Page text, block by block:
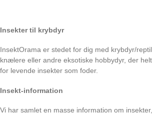
Insekter til krybdyr
InsektOrama er stedet for dig med krybdyr/
knælere eller andre eksotiske hobbydyr, der
for levende insekter som foder.
Insekt-information
Vi har samlet en masse information om